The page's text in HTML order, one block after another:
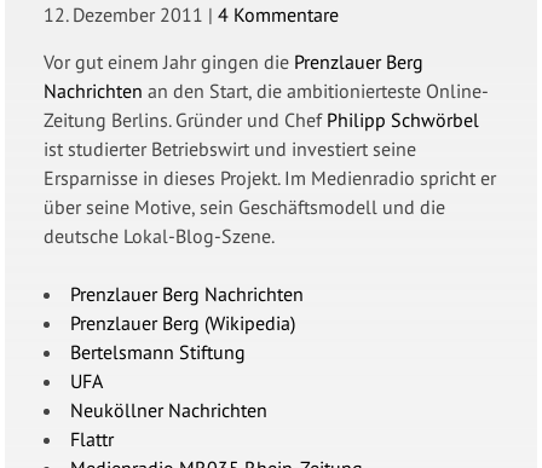
12. Dezember 2011 |4 Kommentare
Vor gut einem Jahr gingen die Prenzlauer Berg
Nachrichten an den Start, die ambitionierteste Online-
Zeitung Berlins. Gründer und Chef Philipp Schwörbel
ist studierter Betriebswirt und investiert seine
Ersparnisse in dieses Projekt. Im Medienradio spricht er
über seine Motive, sein Geschäftsmodell und die
deutsche Lokal-Blog-Szene.
Prenzlauer Berg Nachrichten
Prenzlauer Berg (Wikipedia)
Bertelsmann Stiftung
UFA
Neuköllner Nachrichten
Flattr